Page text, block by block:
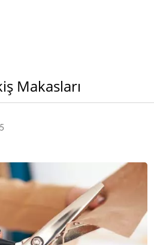
Makasları